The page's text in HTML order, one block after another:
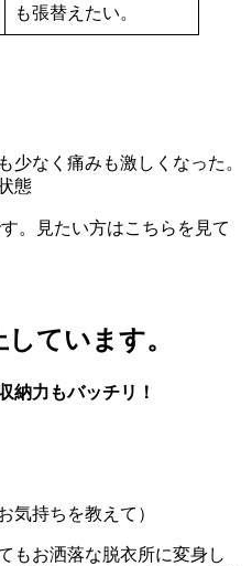
も張替えたい。
少なく痛みも激しくなった。
態
。見たい方はこちらを見て
ています。
納力もバッチリ！
気持ちを教えて）
もお洒落な脱衣所に変身し